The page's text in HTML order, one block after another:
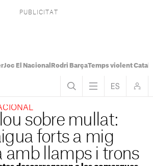
Joc El Nacional Rodri BarçaTemps violent
sobre mullat:
forts a mig
amb llamps i trons